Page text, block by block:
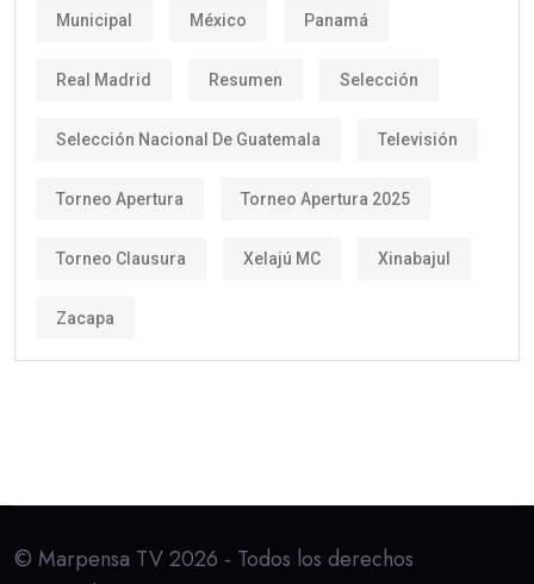
Municipal México Panamá
Real Madrid Resumen Selección
Selección Nacional De Guatemala Televisión
Torneo Apertura Torneo Apertura 2025
Torneo Clausura Xelajú MC Xinabajul
Zacapa
© Marpensa TV 2026 - Todos los derechos